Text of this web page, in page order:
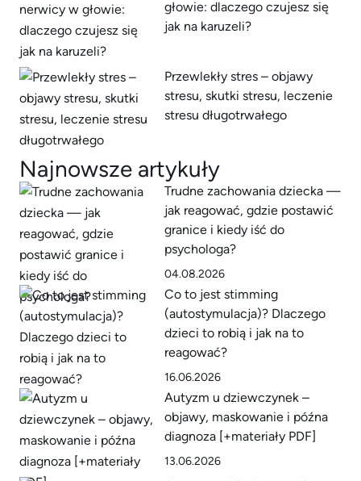
głowie: dlaczego czujesz się
jak na karuzeli?
Przewlekły stres – objawy
stresu, skutki stresu, leczenie
stresu długotrwałego
Najnowsze artykuły
Trudne zachowania dziecka —
jak reagować, gdzie postawić
granice i kiedy iść do
psychologa?
04.08.2026
Co to jest stimming
(autostymulacja)? Dlaczego
dzieci to robią i jak na to
reagować?
16.06.2026
Autyzm u dziewczynek –
objawy, maskowanie i późna
diagnoza [+materiały PDF]
13.06.2026